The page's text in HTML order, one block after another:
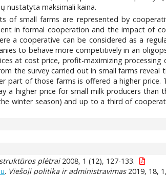
nustatyta maksimali kaina.
small farms are represented by
in formal cooperation and the impact of
a cooperative can be considered as a
to behave more competitively in an
at cost price, profit-maximizing
the survey carried out in small farms reveal
of those farms is offered a higher price.
higher price for small milk producers than
winter season) and up to a third of
plėtrai2008, 1 (12), 127-133.
. Viešoji politika ir administravimas2019, 18,